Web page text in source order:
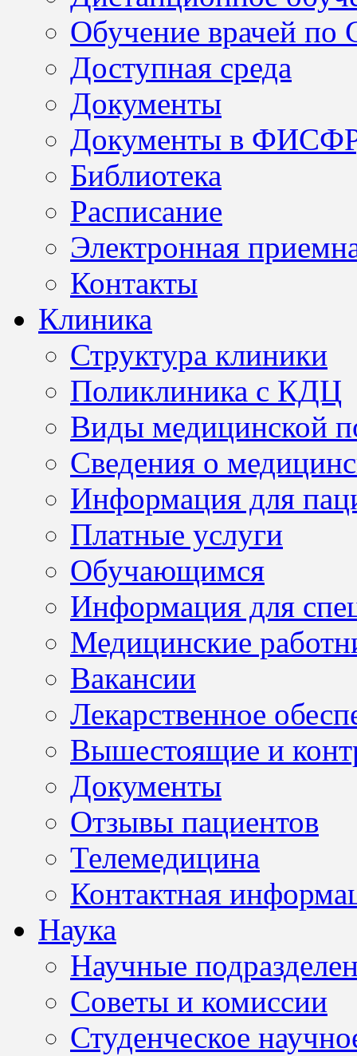
Обучение врачей по
Доступная среда
Документы
Документы в
Библиотека
Расписание
Электронная
Контакты
Клиника
Структура клиники
Поликлиника с КДЦ
Виды медицинской
Сведения о
Информация для
Платные услуги
Обучающимся
Информация для
Медицинские
Вакансии
Лекарственное
Вышестоящие и
Документы
Отзывы пациентов
Телемедицина
Контактная
Наука
Научные
Советы и комиссии
Студенческое